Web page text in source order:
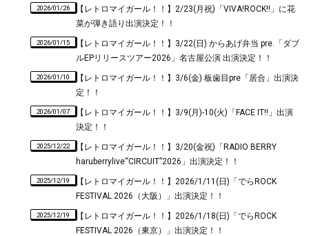
2026/01/26
【レトロマイガール！！】2/23(月祝)「VIVA!ROCK!!」に花
菜が弾き語り出演決定！！
2026/01/15
【レトロマイガール！！】3/22(日) からあげ弁当 pre.「ダブ
ルEPリリースツアー2026」名古屋公演 出演決定！！
2026/01/10
【レトロマイガール！！】3/6(金) 板歯目pre「居合」出演決
定！！
2026/01/07
【レトロマイガール！！】3/9(月)-10(火)「FACE IT!!」出演
決定！！
2025/12/22
【レトロマイガール！！】3/20(金祝)「RADIO BERRY
haruberrylive“CIRCUIT”2026」出演決定！！
2025/12/19
【レトロマイガール！！】2026/1/11(日)「でらROCK
FESTIVAL 2026（大阪）」出演決定！！
2025/12/19
【レトロマイガール！！】2026/1/18(日)「でらROCK
FESTIVAL 2026（東京）」出演決定！！